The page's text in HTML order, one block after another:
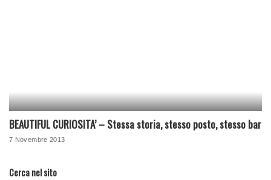
BEAUTIFUL CURIOSITA’ – Stessa storia, stesso posto, stesso bar
7 Novembre 2013
Cerca nel sito